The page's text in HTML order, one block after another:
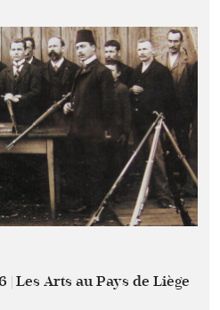
| Les Arts au Pays de Liège